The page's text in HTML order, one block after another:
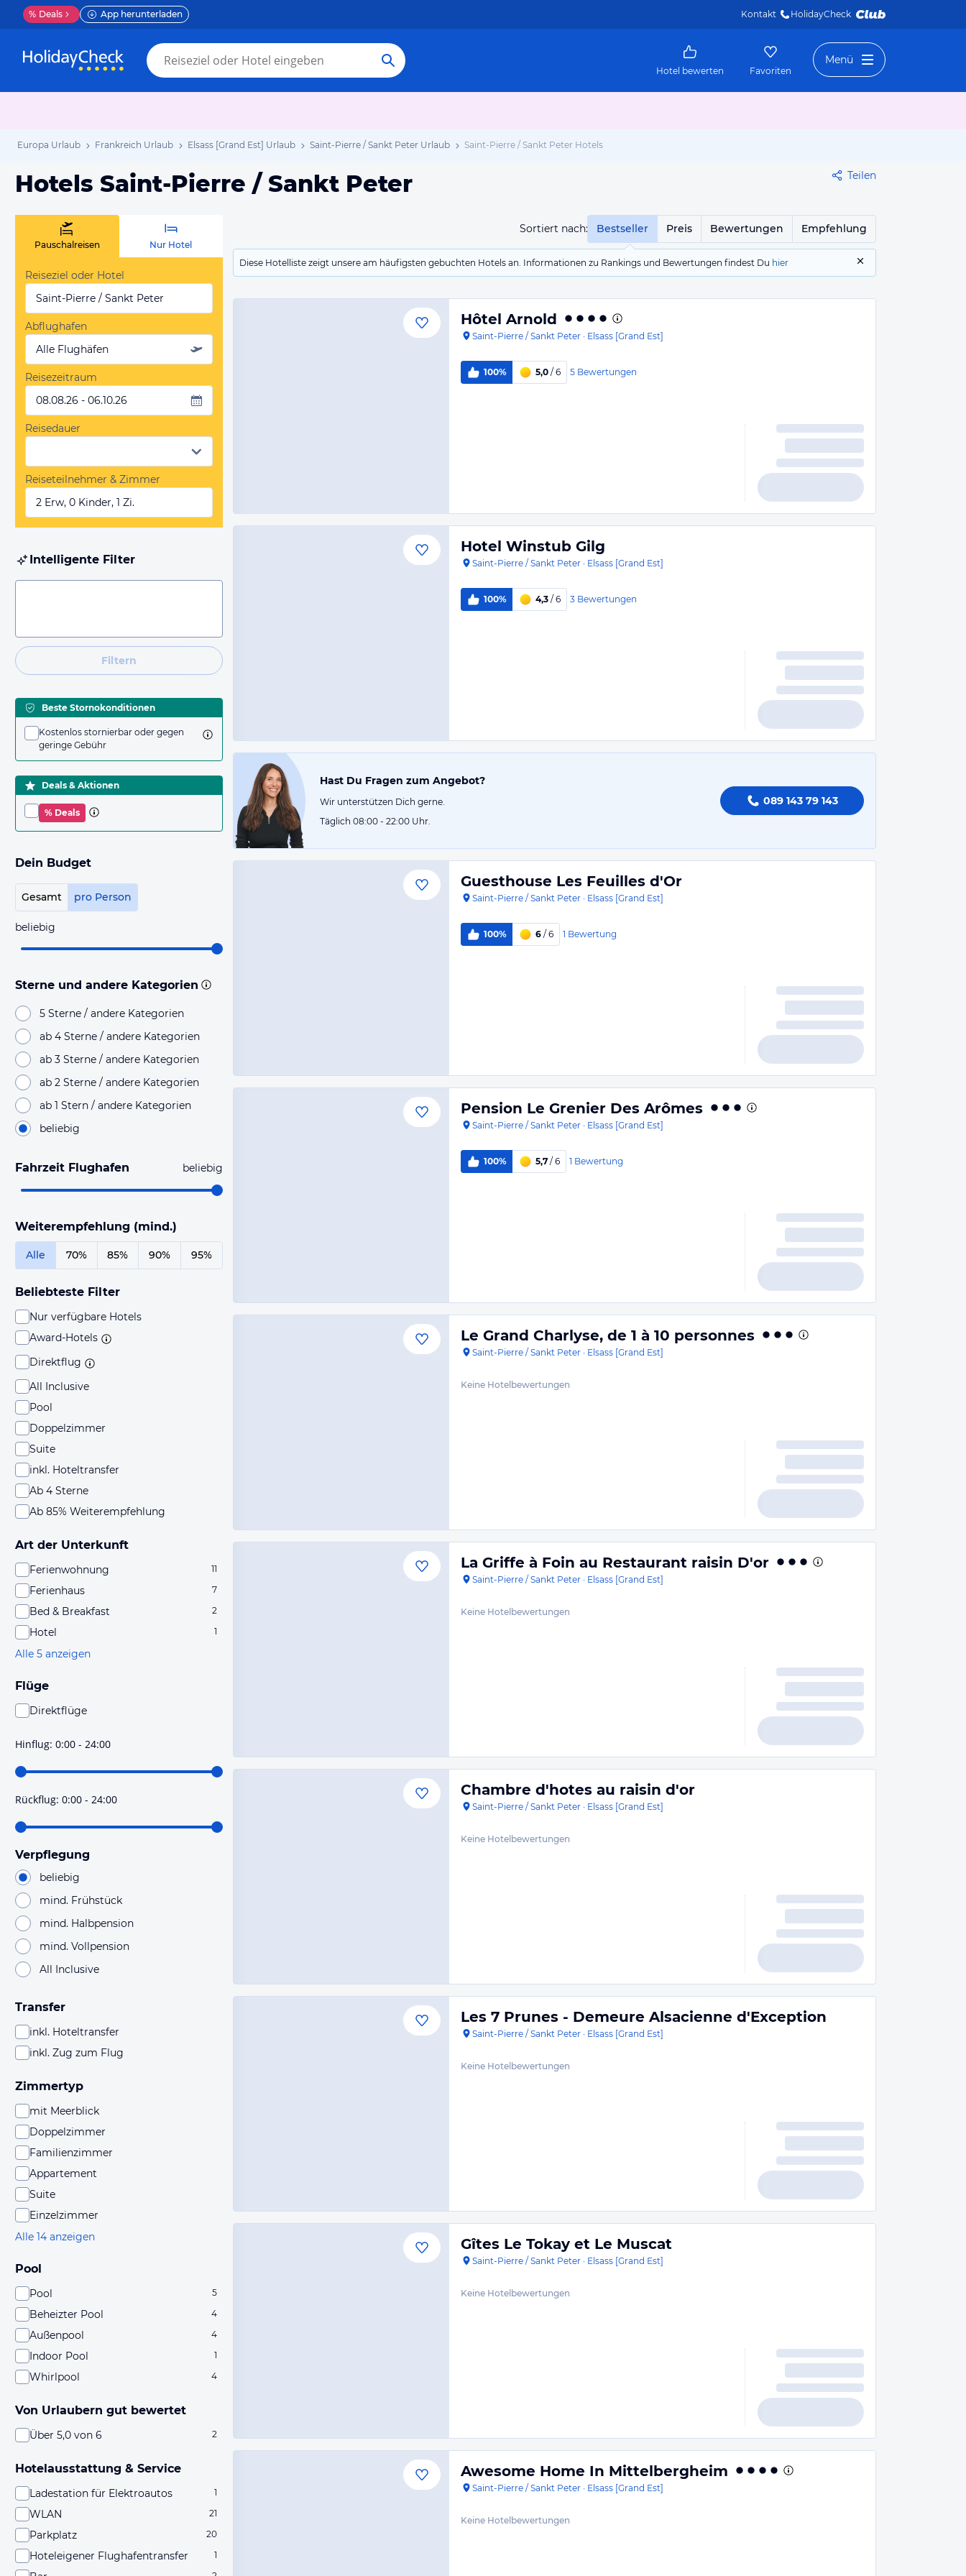
% Deals App herunterladen Kontakt HolidayCheck
Hotel bewerten Favoriten
Menü
Europa Urlaub Frankreich Urlaub Elsass [Grand Est] Urlaub Saint-Pierre / Sankt Peter Urlaub Saint-Pierre / Sankt Peter Hotels
Hotels Saint-Pierre / Sankt Peter Teilen
Sortiert nach: Bestseller Preis Bewertungen Empfehlung
Diese Hotelliste zeigt unsere am häufigsten gebuchten Hotels an. Informationen zu Rankings und Bewertungen findest Du hier
Pauschalreisen Nur Hotel
Reiseziel oder Hotel
Saint-Pierre / Sankt Peter
Abflughafen
Alle Flughäfen
Reisezeitraum
08.08.26 - 06.10.26
Reisedauer
Reiseteilnehmer & Zimmer
2 Erw, 0 Kinder, 1 Zi.
Intelligente Filter
Filtern
Beste Stornokonditionen
Kostenlos stornierbar oder gegen
geringe Gebühr
Deals & Aktionen
% Deals
Dein Budget
Gesamt pro Person
beliebig
Sterne und andere Kategorien
5 Sterne / andere Kategorien
ab 4 Sterne / andere Kategorien
ab 3 Sterne / andere Kategorien
ab 2 Sterne / andere Kategorien
ab 1 Stern / andere Kategorien
beliebig
Fahrzeit Flughafen beliebig
Weiterempfehlung (mind.)
Alle 70% 85% 90% 95%
Beliebteste Filter
Nur verfügbare Hotels
Award-Hotels
Direktflug
All Inclusive
Pool
Doppelzimmer
Suite
inkl. Hoteltransfer
Ab 4 Sterne
Ab 85% Weiterempfehlung
Art der Unterkunft
Ferienwohnung 11
Ferienhaus 7
Bed & Breakfast 2
Hotel 1
Alle 5 anzeigen
Flüge
Direktflüge
hoher Wahrscheinlichkeit Direktflüge sind. Bitte
prüfe vor der Buchung noch einmal die Flugdetails.
Hinflug: 0:00 - 24:00
Rückflug: 0:00 - 24:00
Verpflegung
beliebig
mind. Frühstück
mind. Halbpension
mind. Vollpension
All Inclusive
Transfer
inkl. Hoteltransfer
inkl. Zug zum Flug
Zimmertyp
mit Meerblick
Doppelzimmer
Familienzimmer
Appartement
Suite
Einzelzimmer
Alle 14 anzeigen
Pool
Pool 5
Beheizter Pool 4
Außenpool 4
Indoor Pool 1
Whirlpool 4
Von Urlaubern gut bewertet
Über 5,0 von 6 2
Hotelausstattung & Service
Ladestation für Elektroautos 1
WLAN 21
Parkplatz 20
Hoteleigener Flughafentransfer 1
Hôtel Arnold
Saint-Pierre / Sankt Peter · Elsass [Grand Est]
100% 5,0 / 6 5 Bewertungen
Hotel Winstub Gilg
Saint-Pierre / Sankt Peter · Elsass [Grand Est]
100% 4,3 / 6 3 Bewertungen
Hast Du Fragen zum Angebot?
Wir unterstützen Dich gerne.
Täglich 08:00 - 22:00 Uhr.
089 143 79 143
Guesthouse Les Feuilles d'Or
Saint-Pierre / Sankt Peter · Elsass [Grand Est]
100% 6 / 6 1 Bewertung
Pension Le Grenier Des Arômes
Saint-Pierre / Sankt Peter · Elsass [Grand Est]
100% 5,7 / 6 1 Bewertung
Le Grand Charlyse, de 1 à 10 personnes
Saint-Pierre / Sankt Peter · Elsass [Grand Est]
Keine Hotelbewertungen
La Griffe à Foin au Restaurant raisin D'or
Saint-Pierre / Sankt Peter · Elsass [Grand Est]
Keine Hotelbewertungen
Chambre d'hotes au raisin d'or
Saint-Pierre / Sankt Peter · Elsass [Grand Est]
Keine Hotelbewertungen
Les 7 Prunes - Demeure Alsacienne d'Exception
Saint-Pierre / Sankt Peter · Elsass [Grand Est]
Keine Hotelbewertungen
Gîtes Le Tokay et Le Muscat
Saint-Pierre / Sankt Peter · Elsass [Grand Est]
Keine Hotelbewertungen
Awesome Home In Mittelbergheim
Saint-Pierre / Sankt Peter · Elsass [Grand Est]
Keine Hotelbewertungen